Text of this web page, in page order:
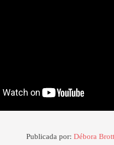
Publicada por:Débora